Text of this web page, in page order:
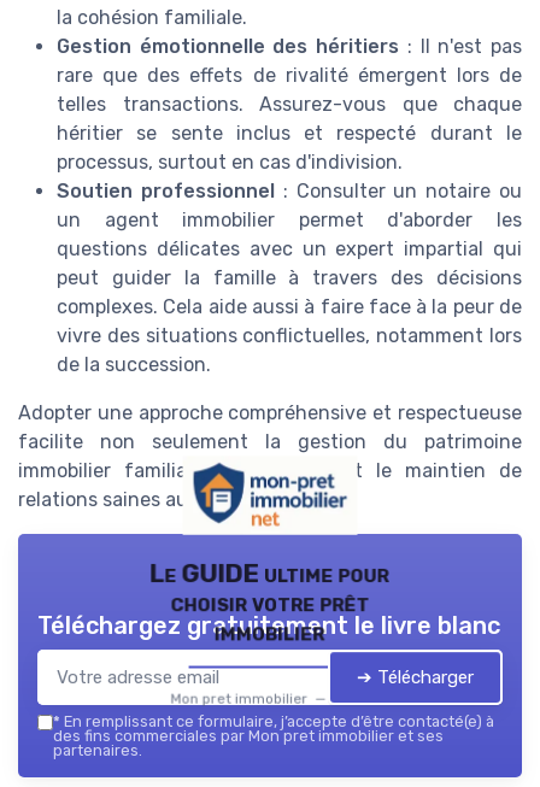
la cohésion familiale.
Gestion émotionnelle des héritiers : Il n'est pas
rare que des effets de rivalité émergent lors de
telles transactions. Assurez-vous que chaque
héritier se sente inclus et respecté durant le
processus, surtout en cas d'indivision.
Soutien professionnel
: Consulter un notaire ou
un agent immobilier permet d'aborder les
questions délicates avec un expert impartial qui
peut guider la famille à travers des décisions
complexes. Cela aide aussi à faire face à la peur de
vivre des situations conflictuelles, notamment lors
de la succession.
Adopter une approche compréhensive et respectueuse
facilite non seulement la gestion du patrimoine
immobilier familial, mais également le maintien de
relations saines au sein de la famille.
Le GUIDE ultime pour
choisir votre prêt
immobilier
Mon pret immobilier — 2026
Téléchargez gratuitement le livre blanc
➔ Télécharger
* En remplissant ce formulaire, j’accepte d’être contacté(e) à
des fins commerciales par Mon pret immobilier et ses
partenaires.